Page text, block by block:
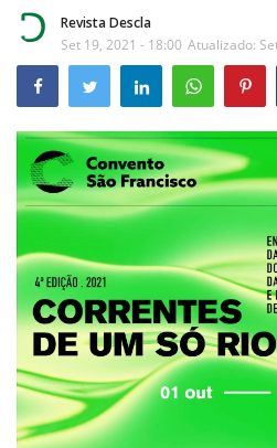
...by Descla
Desporto
Contactos
Sobre Nós
Educação
Estatuto Editorial
Saúde
Ficha técnica
Revista Descla
Set 19, 2021 - 18:00 Atualizado: